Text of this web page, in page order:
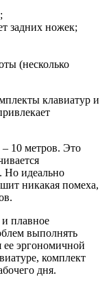
задних ножек;
(несколько
клавиатур и
– 10 метров. Это
Но идеально
никакая помеха,
плавное
выполнять
ее эргономичной
комплект
дня.